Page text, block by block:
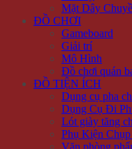
Mặt Dây
ĐỒ CHƠI
Gameboard
Giải trí
Mô Hình
Đồ chơi quán
ĐỒ TIỆN ÍCH
Dụng cụ pha
Dụng Cụ Đi
Lót giày tăng
Phụ Kiện